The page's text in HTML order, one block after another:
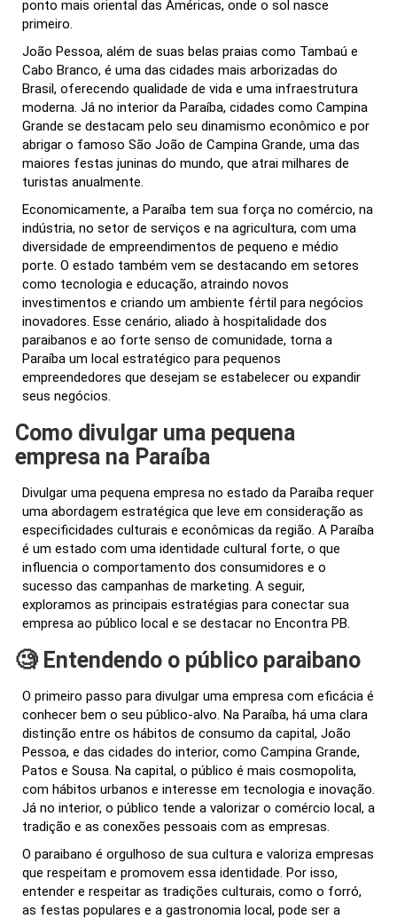
ponto mais oriental das Américas, onde o sol nasce
primeiro.
João Pessoa, além de suas belas praias como Tambaú e
Cabo Branco, é uma das cidades mais arborizadas do
Brasil, oferecendo qualidade de vida e uma infraestrutura
moderna. Já no interior da Paraíba, cidades como Campina
Grande se destacam pelo seu dinamismo econômico e por
abrigar o famoso São João de Campina Grande, uma das
maiores festas juninas do mundo, que atrai milhares de
turistas anualmente.
Economicamente, a Paraíba tem sua força no comércio, na
indústria, no setor de serviços e na agricultura, com uma
diversidade de empreendimentos de pequeno e médio
porte. O estado também vem se destacando em setores
como tecnologia e educação, atraindo novos
investimentos e criando um ambiente fértil para negócios
inovadores. Esse cenário, aliado à hospitalidade dos
paraibanos e ao forte senso de comunidade, torna a
Paraíba um local estratégico para pequenos
empreendedores que desejam se estabelecer ou expandir
seus negócios.
Como divulgar uma pequena
empresa na Paraíba
Divulgar uma pequena empresa no estado da Paraíba requer
uma abordagem estratégica que leve em consideração as
especificidades culturais e econômicas da região. A Paraíba
é um estado com uma identidade cultural forte, o que
influencia o comportamento dos consumidores e o
sucesso das campanhas de marketing. A seguir,
exploramos as principais estratégias para conectar sua
empresa ao público local e se destacar no Encontra PB.
🧐 Entendendo o público paraibano
O primeiro passo para divulgar uma empresa com eficácia é
conhecer bem o seu público-alvo. Na Paraíba, há uma clara
distinção entre os hábitos de consumo da capital, João
Pessoa, e das cidades do interior, como Campina Grande,
Patos e Sousa. Na capital, o público é mais cosmopolita,
com hábitos urbanos e interesse em tecnologia e inovação.
Já no interior, o público tende a valorizar o comércio local, a
tradição e as conexões pessoais com as empresas.
O paraibano é orgulhoso de sua cultura e valoriza empresas
que respeitam e promovem essa identidade. Por isso,
entender e respeitar as tradições culturais, como o forró,
as festas populares e a gastronomia local, pode ser a